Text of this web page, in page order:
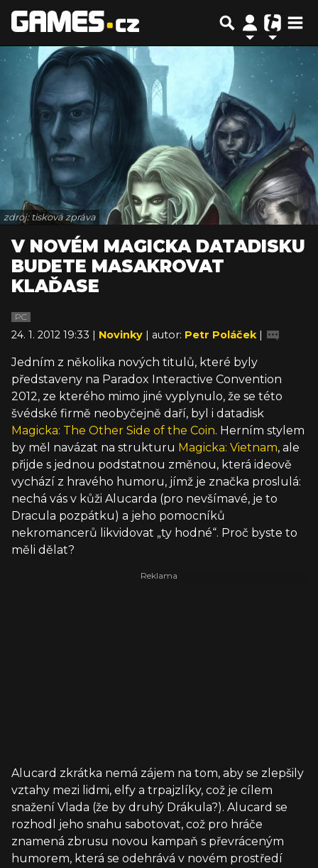
zdroj: tisková zpráva
V NOVÉM MAGICKA DATADISKU
BUDETE MASAKROVAT
KLAĎASE
PC
24. 1. 2012 19:33 | Novinky | autor: Petr Poláček |
Jedním z několika nových titulů, které byly
představeny na Paradox Interactive Convention
2012, ze kterého mimo jiné vyplynulo, že se této
švédské firmě neobyčejně daří, byl i datadisk
Magicka: The Other Side of the Coin. Herním stylem
by měl navázat na strukturu Magicka: Vietnam, ale
přijde s jednou podstatnou změnou, která ideově
vychází z hravého humoru, jímž je značka proslulá:
nechá vás v kůži Alucarda (pro nevšímavé, je to
Dracula pozpátku) a jeho pomocníků
nekromancerů likvidovat „ty hodné“. Proč byste to
měli dělat?
Alucard zkrátka nemá zájem na tom, aby se zlepšily
vztahy mezi lidmi, elfy a trpajzlíky, což je cílem
snažení Vlada (že by druhý Drákula?). Alucard se
rozhodl jeho snahu sabotovat, což pro hráče
znamená zbrusu novou kampaň s převráceným
humorem, která se odehrává v novém prostředí